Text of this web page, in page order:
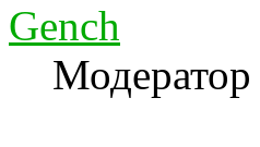
Gench